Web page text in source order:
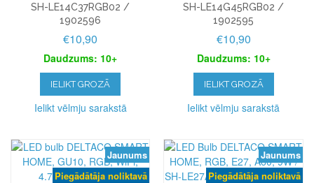
SH-LE14C37RGB02 /
1902596
€10,90
Daudzums: 10+
IELIKT GROZĀ
Ielikt vēlmju sarakstā
SH-LE14G45RGB02 /
1902595
€10,90
Daudzums: 10+
IELIKT GROZĀ
Ielikt vēlmju sarakstā
Jaunums
Piegādātāja noliktavā
Jaunums
Piegādātāja noliktavā